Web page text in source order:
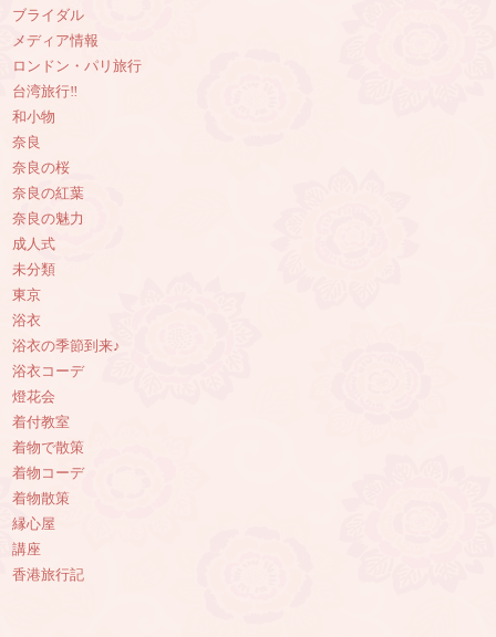
ブライダル
メディア情報
ロンドン・パリ旅行
台湾旅行‼︎
和小物
奈良
奈良の桜
奈良の紅葉
奈良の魅力
成人式
未分類
東京
浴衣
浴衣の季節到来♪
浴衣コーデ
燈花会
着付教室
着物で散策
着物コーデ
着物散策
縁心屋
講座
香港旅行記